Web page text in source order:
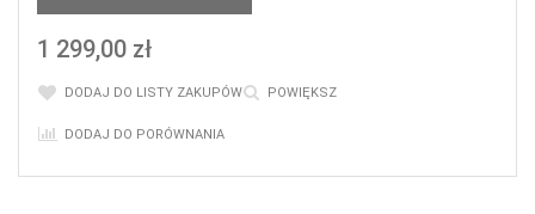
1 299,00 zł
DODAJ DO LISTY ZAKUPÓW POWIĘKSZ
DODAJ DO PORÓWNANIA